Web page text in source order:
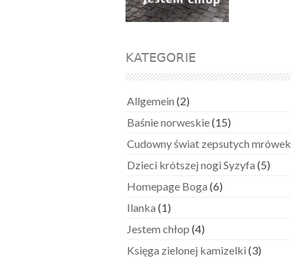
KATEGORIE
Allgemein (2)
Baśnie norweskie(15)
Cudowny świat zepsutych mrówek
Dzieci krótszej nogi Syzyfa (5)
Homepage Boga (6)
Ilanka (1)
Jestem chłop (4)
Księga zielonej kamizelki (3)